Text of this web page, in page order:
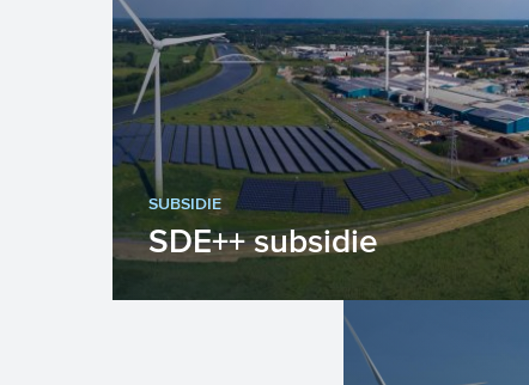
SUBSIDIE
SDE++ subsidie
Gaat u hernieuwbare energie